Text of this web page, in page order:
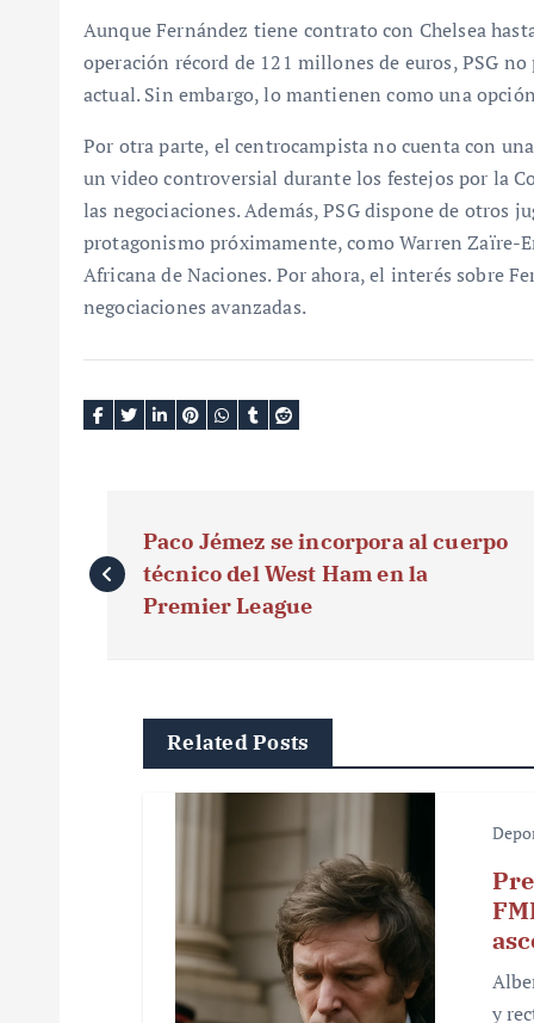
Aunque Fernández tiene contrato con Chelsea
operación récord de 121 millones de euros, PSG
actual. Sin embargo, lo mantienen como una
Por otra parte, el centrocampista no cuenta con
un video controversial durante los festejos por la
las negociaciones. Además, PSG dispone de otros
protagonismo próximamente, como Warren Zaïre-
Africana de Naciones. Por ahora, el interés sobre
negociaciones avanzadas.
a
Paco Jémez se incorpora al cuerpo
técnico del West Ham en la
Premier League
Related Posts
y